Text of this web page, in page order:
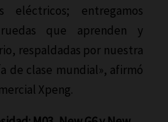
eléctricos; entregamos
que aprenden y
respaldadas por nuestra
de clase mundial», afirmó
Xpeng.